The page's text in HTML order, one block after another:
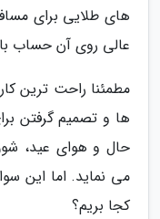
های طلایی برای
عالی روی آن حساب
مطمئنا راحت ترین
ها و تصمیم گرفتن
حال و هوای عید،
می نماید. اما این
کجا بریم؟